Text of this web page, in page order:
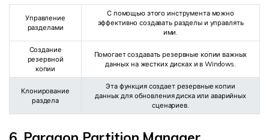
Управление
разделами
С помощью этого инструмента можно
эффективно создавать разделы и управлять
ими.
Создание
резервной
копии
Помогает создавать резервные копии важных
данных на жестких дисках и в Windows.
Клонирование
раздела
Эта функция создает резервные копии
данных для обновления диска или аварийных
сценариев.